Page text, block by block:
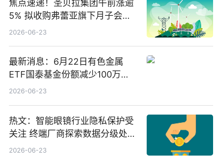
焦点速递！圣贝拉集团午前涨逾
5% 拟收购弗蕾亚旗下月子会所
业务少数股权
2026-06-23
最新消息：6月22日有色金属
ETF国泰基金份额减少100万
份，重仓股紫金矿业、洛阳钼
2026-06-23
热文：智能眼镜行业隐私保护受
关注 终端厂商探索数据分级处理
等方案
2026-06-23